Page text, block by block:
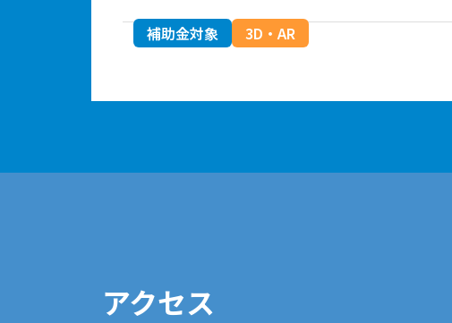
補助金対象
3D・AR
アクセス